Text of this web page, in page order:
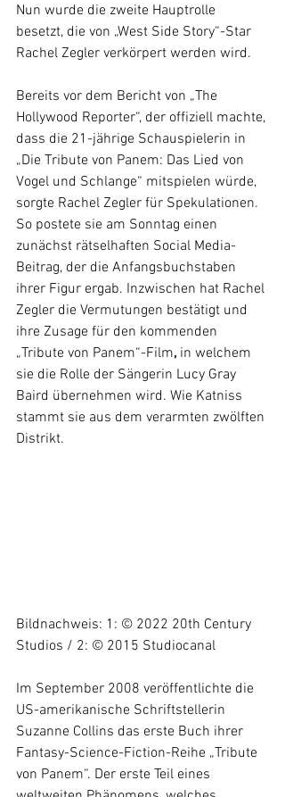
Nun wurde die zweite Hauptrolle
besetzt, die von „West Side Story“-Star
Rachel Zegler verkörpert werden wird.
Bereits vor dem Bericht von „The
Hollywood Reporter“, der offiziell machte,
dass die 21-jährige Schauspielerin in
„Die Tribute von Panem: Das Lied von
Vogel und Schlange“ mitspielen würde,
sorgte Rachel Zegler für Spekulationen.
So postete sie am Sonntag einen
zunächst rätselhaften Social Media-
Beitrag, der die Anfangsbuchstaben
ihrer Figur ergab. Inzwischen hat Rachel
Zegler die Vermutungen bestätigt und
ihre Zusage für den kommenden
„Tribute von Panem“-Film, in welchem
sie die Rolle der Sängerin Lucy Gray
Baird übernehmen wird. Wie Katniss
stammt sie aus dem verarmten zwölften
Distrikt.
Bildnachweis: 1: © 2022 20th Century
Studios / 2: © 2015 Studiocanal
Im September 2008 veröffentlichte die
US-amerikanische Schriftstellerin
Suzanne Collins das erste Buch ihrer
Fantasy-Science-Fiction-Reihe „Tribute
von Panem“. Der erste Teil eines